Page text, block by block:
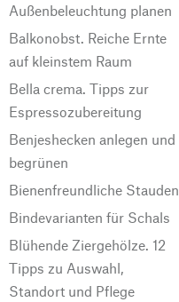
Außenbeleuchtung planen
Balkonobst. Reiche Ernte
auf kleinstem Raum
Bella crema. Tipps zur
Espressozubereitung
Benjeshecken anlegen und
begrünen
Bienenfreundliche Stauden
Bindevarianten für Schals
Blühende Ziergehölze. 12
Tipps zu Auswahl,
Standort und Pflege